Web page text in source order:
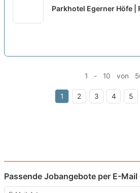
Teilzeit neu
Parkhotel Egerner Höfe |
1 - 10 von
1 2 3 4 5
Passende Jobangebote per E-Mail